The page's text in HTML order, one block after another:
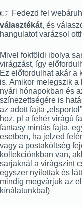
👉 Fedezd fel
választékát, és
hangulatot varázsol
Mivel fokföldi ibolya
virágzást, így
Ez előfordulhat akár a
is. Amikor melegszik
nyári hónapokban és
színezettségére is
az adott fajta
hoz, pl a fehér virágú
fantasy mintás fajta,
esetben, ha jelzed
vagy a postaköltség
kollekciónkban van,
sarjaknál a virágszínt
egyszer nyílottak és
mindig megvárjuk az
kínálatunkba!)